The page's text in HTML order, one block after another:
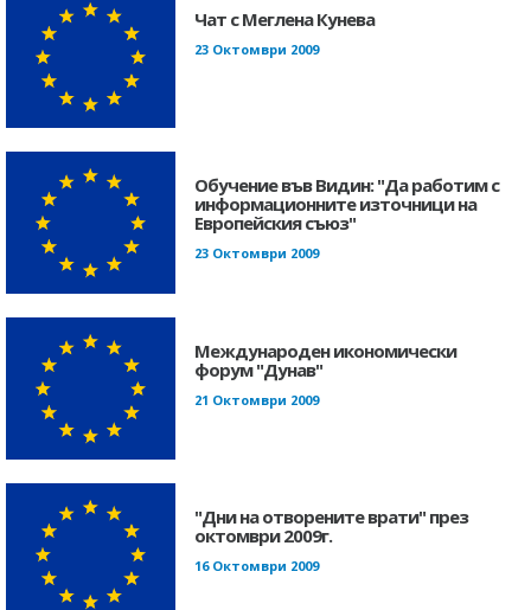
Чат с Меглена Кунева
23 Октомври 2009
Обучение във Видин: "Да работим с
информационните източници на
Европейския съюз"
23 Октомври 2009
Международен икономически
форум "Дунав"
21 Октомври 2009
"Дни на отворените врати" през
октомври 2009г.
16 Октомври 2009